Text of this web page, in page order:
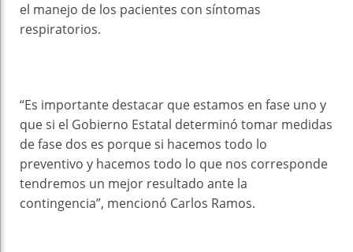
el manejo de los pacientes con síntomas
respiratorios.
“Es importante destacar que estamos en fase uno y
que si el Gobierno Estatal determinó tomar medidas
de fase dos es porque si hacemos todo lo
preventivo y hacemos todo lo que nos corresponde
tendremos un mejor resultado ante la
contingencia”, mencionó Carlos Ramos.